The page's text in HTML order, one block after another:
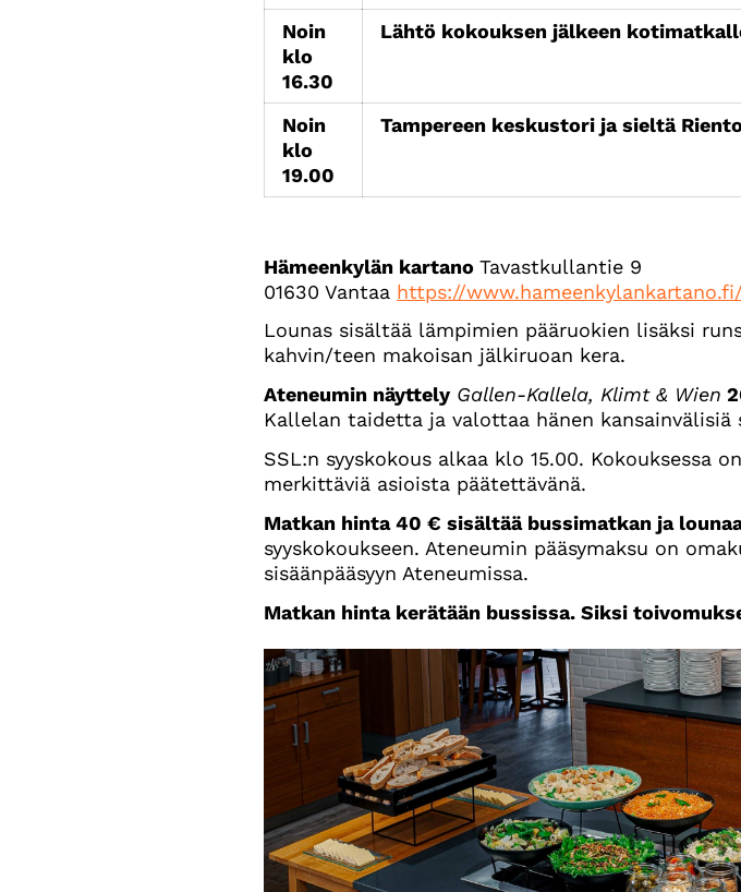
Noin
klo
16.30
Lähtö kokouksen jälkeen
Noin
klo
19.00
Tampereen keskustori ja sieltä
Hämeenkylän kartano Tavastkullantie 9
01630 Vantaa https://
Lounas sisältää lämpimien pääruokien lisäksi
kahvin/teen makoisan jälkiruoan kera.
Ateneumin näyttely Gallen-Kallela, Klimt & Wien
Kallelan taidetta ja valottaa hänen
SSL:n syyskokous alkaa klo 15.00. Kokouksessa
merkittäviä asioista päätettävänä.
Matkan hinta 40 € sisältää bussimatkan ja
syyskokoukseen. Ateneumin pääsymaksu on
sisäänpääsyyn Ateneumissa.
Matkan hinta kerätään bussissa. Siksi